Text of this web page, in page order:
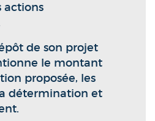
actions
de son projet
le montant
proposée, les
détermination et